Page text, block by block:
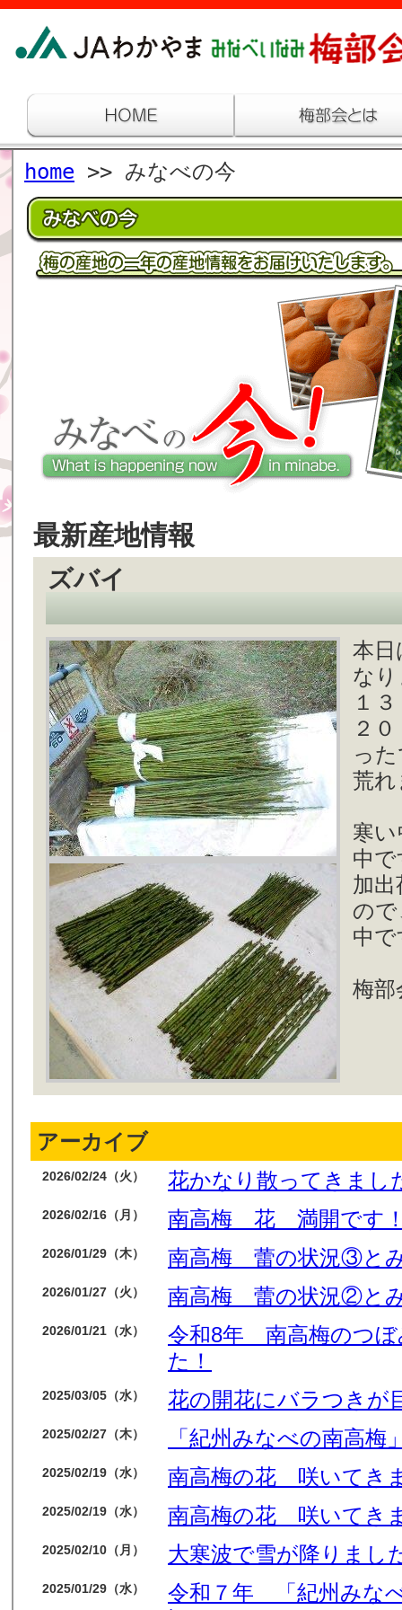
home >> みなべの今
最新産地情報
ズバイ
本日
な
１
２
っ
荒れ
寒
中
加
の
中
梅
アーカイブ
2026/02/24（火） 花かなり散ってきま
2026/02/16（月） 南高梅 花 満開です
2026/01/29（木） 南高梅 蕾の状況③と
2026/01/27（火） 南高梅 蕾の状況②と
2026/01/21（水）
令和8年 南高梅のつぼ
た！
2025/03/05（水） 花の開花にバラつきが
2025/02/27（木） 「紀州みなべの南高
2025/02/19（水） 南高梅の花 咲いてき
2025/02/19（水） 南高梅の花 咲いてき
2025/02/10（月） 大寒波で雪が降りまし
2025/01/29（水）
令和７年 「紀州みな